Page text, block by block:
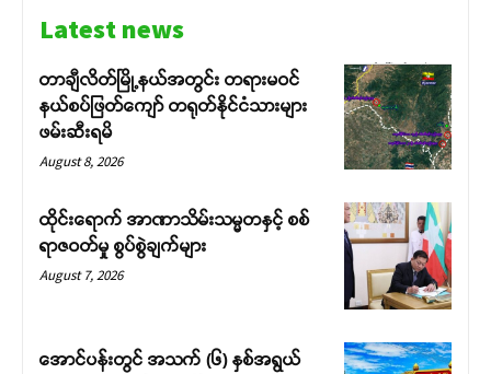
Latest news
တာချီလိတ်မြို့နယ်အတွင်း တရားမဝင်
နယ်စပ်ဖြတ်ကျော် တရုတ်နိုင်ငံသားများ
ဖမ်းဆီးရမိ
August 8, 2026
ထိုင်းရောက် အာဏာသိမ်းသမ္မတနှင့် စစ်
ရာဇဝတ်မှု စွပ်စွဲချက်များ
August 7, 2026
အောင်ပန်းတွင် အသက် (၆) နှစ်အရွယ်